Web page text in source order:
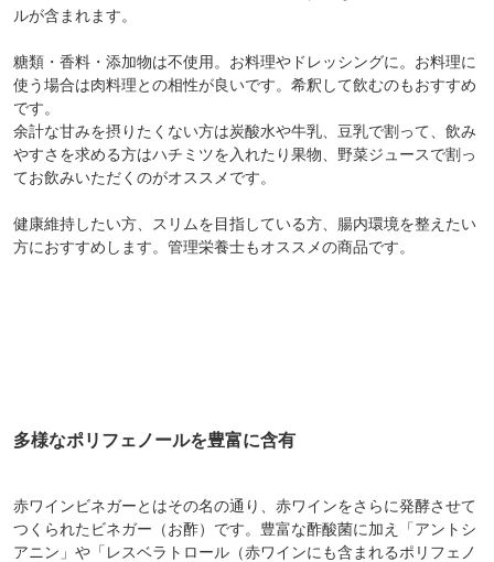
ルが含まれます。
糖類・香料・添加物は不使用。お料理やドレッシングに。お料理に
使う場合は肉料理との相性が良いです。希釈して飲むのもおすすめ
です。
余計な甘みを摂りたくない方は炭酸水や牛乳、豆乳で割って、飲み
やすさを求める方はハチミツを入れたり果物、野菜ジュースで割っ
てお飲みいただくのがオススメです。
健康維持したい方、スリムを目指している方、腸内環境を整えたい
方におすすめします。管理栄養士もオススメの商品です。
多様なポリフェノールを豊富に含有
赤ワインビネガーとはその名の通り、赤ワインをさらに発酵させて
つくられたビネガー（お酢）です。豊富な酢酸菌に加え「アントシ
アニン」や「レスベラトロール（赤ワインにも含まれるポリフェノ